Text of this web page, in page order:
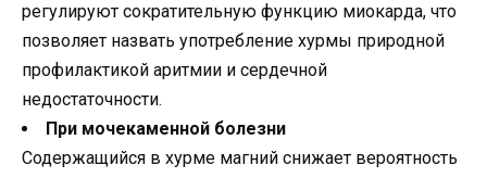
регулируют сократительную функцию миокарда, что
позволяет назвать употребление хурмы природной
профилактикой аритмии и сердечной
недостаточности.
При мочекаменной болезни
Содержащийся в хурме магний снижает вероятность